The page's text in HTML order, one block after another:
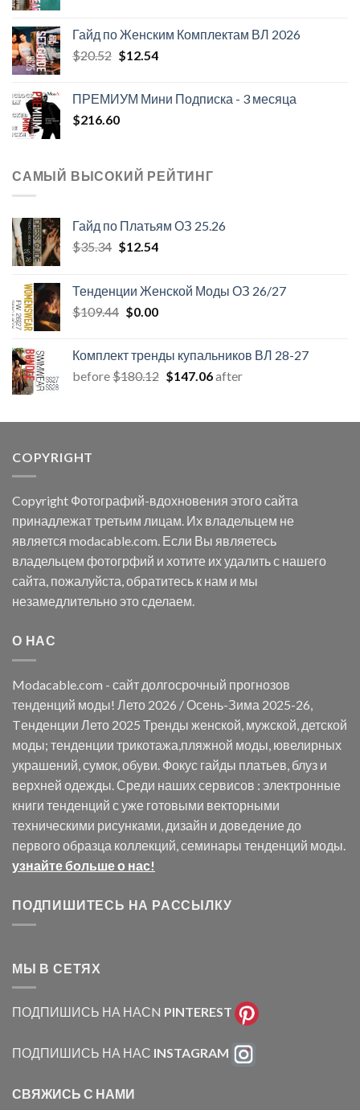
Гайд по Женским Комплектам ВЛ 2026
$20.52 Первоначальная
$20.52.
$12.54Текущая
ПРЕМИУМ Мини Подписка - 3 месяца
$216.60
САМЫЙ ВЫСОКИЙ РЕЙТИНГ
Гайд по Платьям ОЗ 25.26
$35.34 Первоначальная
$35.34.
$12.54Текущая
Тенденции Женской Моды ОЗ 26/27
$109.44 Первоначальная
$109.44.
$0.00Текущая
Комплект тренды купальников ВЛ 28-27
before$180.12 Первоначальная
$180.12.
$147.06Текущая
after
COPYRIGHT
Copyright Фотографий-вдохновения этого сайта
принадлежат третьим лицам. Их владельцем не
является modacable.com. Если Вы являетесь
владельцем фотогрфий и хотите их удалить с нашего
сайта, пожалуйста, обратитесь к нам и мы
незамедлительно это сделаем.
О НАС
Modacable.com - сайт долгосрочный прогнозов
тенденций моды! Лето 2026 / Осень-Зима 2025-26,
Tенденции Лето 2025 Тренды женской, мужской, детской
моды; тенденции трикотажа,пляжной моды, ювелирных
украшений, сумок, обуви. Фокус гайды платьев, блуз и
верхней одежды. Среди наших сервисов : электронные
книги тенденций с уже готовыми векторными
техническими рисунками, дизайн и доведение до
первого образца коллекций, семинары тенденций моды.
узнайте больше о нас!
ПОДПИШИТЕСЬ НА РАССЫЛКУ
МЫ В СЕТЯХ
ПОДПИШИСЬ НА НАСN PINTEREST
ПОДПИШИСЬ НА НАС INSTAGRAM
СВЯЖИСЬ С НАМИ